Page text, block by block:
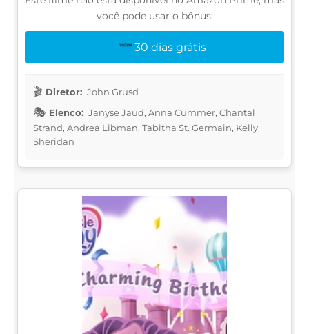
você pode usar o bônus:
30 dias grátis
Diretor: John Grusd
Elenco: Janyse Jaud, Anna Cummer, Chantal
Strand, Andrea Libman, Tabitha St. Germain, Kelly
Sheridan